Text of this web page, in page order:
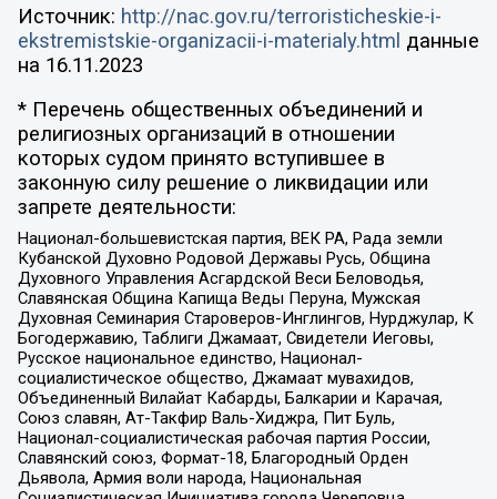
Источник: http://nac.gov.ru/terroristicheskie-i-
ekstremistskie-organizacii-i-materialy.html данные
на 16.11.2023
* Перечень общественных объединений и
религиозных организаций в отношении
которых судом принято вступившее в
законную силу решение о ликвидации или
запрете деятельности:
Национал-большевистская партия, ВЕК РА, Рада земли
Кубанской Духовно Родовой Державы Русь, Община
Духовного Управления Асгардской Веси Беловодья,
Славянская Община Капища Веды Перуна, Мужская
Духовная Семинария Староверов-Инглингов, Нурджулар, К
Богодержавию, Таблиги Джамаат, Свидетели Иеговы,
Русское национальное единство, Национал-
социалистическое общество, Джамаат мувахидов,
Объединенный Вилайат Кабарды, Балкарии и Карачая,
Союз славян, Ат-Такфир Валь-Хиджра, Пит Буль,
Национал-социалистическая рабочая партия России,
Славянский союз, Формат-18, Благородный Орден
Дьявола, Армия воли народа, Национальная